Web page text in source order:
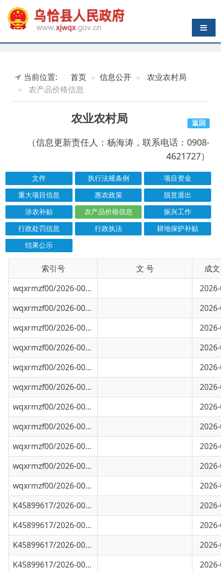
导航切换
农产品价格信息
农业农村局
（信息更新责任人：杨海涛，联系电话：0908-
4621727）
项目资金
重大项目信息
惠农政策
脱贫退出
涉农补贴
农产品价格信息
振兴工作
行政处罚信息
行政执法
耕地保护补贴
结果公示
索引号 信息标题 文 号 成文日期
乌恰县重要农副产品零售价格监测周报
2026-06-03
wqxrmzf00/2026-00739
乌恰县重要农副产品零售价格监测周报
2026-05-26
wqxrmzf00/2026-00738 乌恰县重要农副产品零售价格监测周报
2026-05-20
wqxrmzf00/2026-00466 乌恰县重要农副产品零售价格监测周报表
2026-05-13
wqxrmzf00/2026-00465 乌恰县重要农副产品零售价格监测周报表
2026-04-29
wqxrmzf00/2026-00464 乌恰县重要农副产品零售价格监测周报表
2026-04-22
wqxrmzf00/2026-00463
乌恰县重要农副产品零售价格监测周报表
2026-04-15
wqxrmzf00/2026-00462 乌恰县重要农副产品零售价格监测周报表
2026-04-07
wqxrmzf00/2026-00461 乌恰县重要农副产品零售价格监测周报表
2026-03-25
wqxrmzf00/2026-00460 乌恰县重要农副产品零售价格监测周报表
2026-03-17
K45899617/2026-00469 乌恰县重要农副产品零售价格监测周报表
2026-03-04
K45899617/2026-00468
乌恰县重要农副产品零售价格监测周报表
2026-02-24
K45899617/2026-00360 乌恰县重要农副产品零售价格监测周报表
2026-02-11
首页 上一页 1
共 136 条 / 共 10 页 跳转至 页 GO